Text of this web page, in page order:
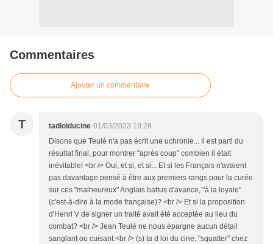
Commentaires
Ajouter un commentaire
T tadloiducine 01/03/2023 19:28
Disons que Teulé n'a pas écrit une uchronie... Il est parti du
résultat final, pour montrer "après coup" combien il était
inévitable! <br /> Oui, et si, et si... Et si les Français n'avaient
pas davantage pensé à être aux premiers rangs pour la curée
sur ces "malheureux" Anglais battus d'avance, "à la loyale"
(c'est-à-dire à la mode française)? <br /> Et si la proposition
d'Henri V de signer un traité avait été acceptée au lieu du
combat? <br /> Jean Teulé ne nous épargne aucun détail
sanglant ou cuisant.<br /> (s) ta d loi du cine, "squatter" chez